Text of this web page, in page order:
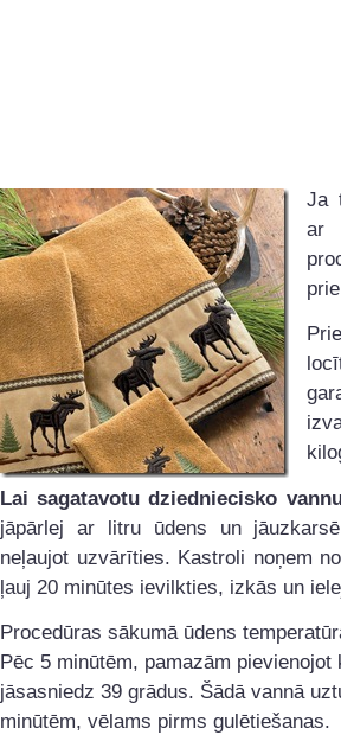
Ja
ar
Lai sagatavotu dziedniecisko
jāpārlej ar litru ūdens un
neļaujot uzvārīties. Kastroli noņem
ļauj 20 minūtes ievilkties, izkās un
Procedūras sākumā ūdens
Pēc 5 minūtēm, pamazām
jāsasniedz 39 grādus. Šādā vannā
minūtēm, vēlams pirms gulētiešanas.